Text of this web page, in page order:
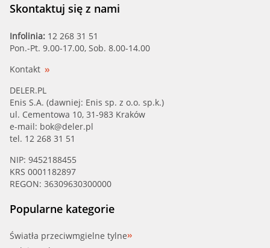
Skontaktuj się z nami
Infolinia: 12 268 31 51
Pon.-Pt. 9.00-17.00, Sob. 8.00-14.00
Kontakt
DELER.PL
Enis S.A. (dawniej: Enis sp. z o.o. sp.k.)
ul. Cementowa 10, 31-983 Kraków
e-mail: bok@deler.pl
tel. 12 268 31 51
NIP: 9452188455
KRS 0001182897
REGON: 36309630300000
Popularne kategorie
Światła przeciwmgielne tylne